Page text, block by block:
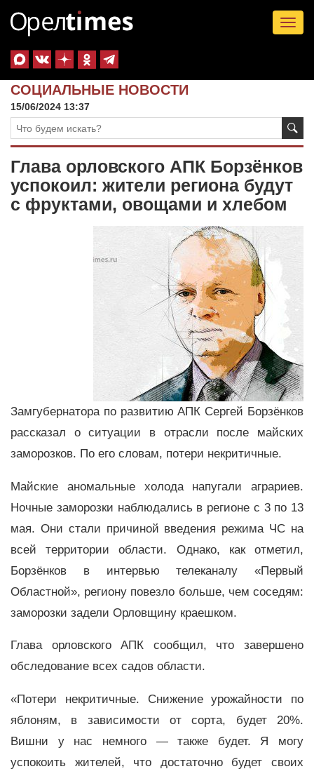
СОЦИАЛЬНЫЕ НОВОСТИ
15/06/2024 13:37
Глава орловского АПК Борзёнков
успокоил: жители региона будут
с фруктами, овощами и хлебом
Замгубернатора по развитию АПК Сергей Борзёнков
рассказал о ситуации в отрасли после майских
заморозков. По его словам, потери некритичные.
Майские аномальные холода напугали аграриев.
Ночные заморозки наблюдались в регионе с 3 по 13
мая. Они стали причиной введения режима ЧС на
всей территории области. Однако, как отметил,
Борзёнков в интервью телеканалу «Первый
Областной», региону повезло больше, чем соседям:
заморозки задели Орловщину краешком.
Глава орловского АПК сообщил, что завершено
обследование всех садов области.
«Потери некритичные. Снижение урожайности по
яблоням, в зависимости от сорта, будет 20%.
Вишни у нас немного — также будет. Я могу
успокоить жителей, что достаточно будет своих